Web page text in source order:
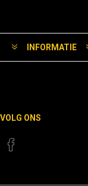
INFORMATIE
VOLG ONS